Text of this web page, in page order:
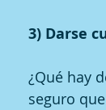
3) Darse
¿Qué hay
seguro